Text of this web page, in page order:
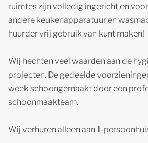
ruimtes zijn volledig ingericht en
andere keukenapparatuur en
huurder vrij gebruik van kunt maken!
Wij hechten veel waarden aan de
projecten. De gedeelde
week schoongemaakt door een
schoonmaakteam.
Wij verhuren alleen aan 1-